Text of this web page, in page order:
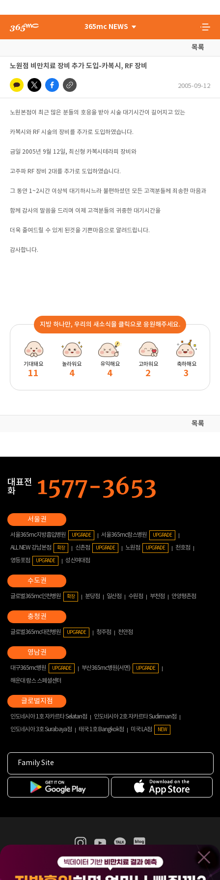
365mc NEWS
목록
노원점 비만치료 장비 추가 도입-카복시, RF 장비
2005-09-12
노원본점이 최근 많은 분들의 호응을 받아 시술 대기시간이 길어지고 있는
카복시와 RF 시술의 장비를 추가로 도입하였습니다.
금일 2005년 9월 12일, 최신형 카복시테라피 장비와
고주파 RF 장비 2대를 추가로 도입하였습니다.
그 동안 1~2시간 이상씩 대기하시느라 불편하셨던 모든 고객분들께 죄송한 마음과
함께 감사의 말씀을 드리며 이제 고객분들의 귀중한 대기시간을
더욱 줄여드릴 수 있게 된것을 기쁜마음으로 알려드립니다.
감사합니다.
지방 하나만, 우리의 새소식을 클릭으로 응원해주세요.
기대돼요
11
놀라워요
4
유익해요
4
고마워요
2
축하해요
3
목록
대표전
화
서울365mc지방흡입병원 UPGRADE 서울365mc람스병원 UPGRADE
ALL NEW 강남본점 확장 신촌점 UPGRADE 노원점 UPGRADE
천호점
영등포점
UPGRADE 성신여대점
글로벌365mc인천병원 확장 분당점 일산점 수원점 부천점 안양평촌점
글로벌365mc대전병원 UPGRADE 청주점 천안점
대구365mc병원 UPGRADE 부산365mc병원(서면) UPGRADE
해운대 람스 스페셜센터
인도네시아 1호 자카르타 Selatan점
인도네시아 2호 자카르타 Sudirman점
인도네시아 3호 Surabaya점
태국 1호 Bangkok점 미국 LA점 NEW
Family Site
365mc 병·의원 이용약관
홈페이지 이용약관
비급여진료수가